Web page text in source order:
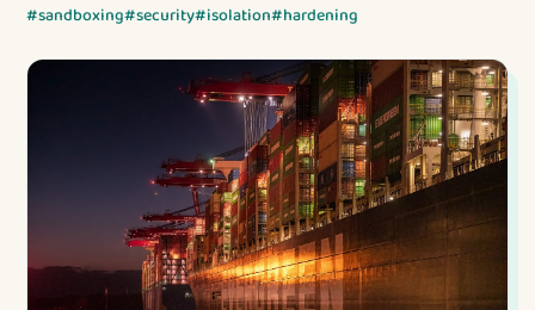
#sandboxing#security#isolation#hardening